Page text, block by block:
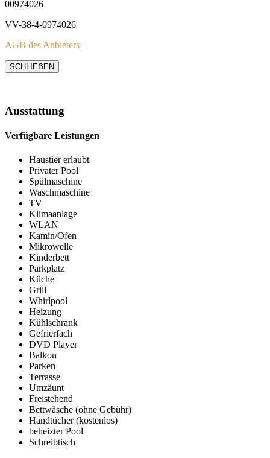
00974026
VV-38-4-0974026
AGB des Anbieters
SCHLIEẞEN
Ausstattung
Verfügbare Leistungen
Haustier erlaubt
Privater Pool
Spülmaschine
Waschmaschine
TV
Klimaanlage
WLAN
Kamin/Ofen
Mikrowelle
Kinderbett
Parkplatz
Küche
Grill
Whirlpool
Heizung
Kühlschrank
Gefrierfach
DVD Player
Balkon
Parken
Terrasse
Umzäunt
Freistehend
Bettwäsche (ohne Gebühr)
Handtücher (kostenlos)
beheizter Pool
Schreibtisch